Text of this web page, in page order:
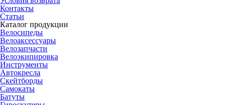
Контакты
Статьи
Каталог продукции
Велосипеды
Велоаксессуары
Велозапчасти
Велоэкипировка
Инструменты
Автокресла
Скейтборды
Самокаты
Батуты